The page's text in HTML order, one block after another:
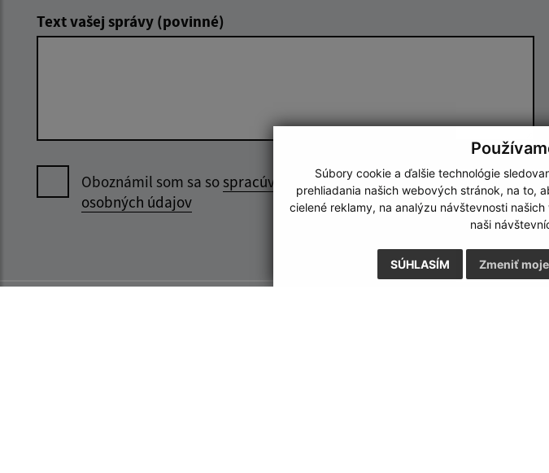
Súbory cookie a ďalšie technológie
prehliadania našich webových stránok, na to,
cielené reklamy, na analýzu návštevnosti
naši
SÚHLASÍM Zmeniť
Text vašej správy (povinné)
Oboznámil som sa sospracúvaním
osobných údajov
Odoslať správu